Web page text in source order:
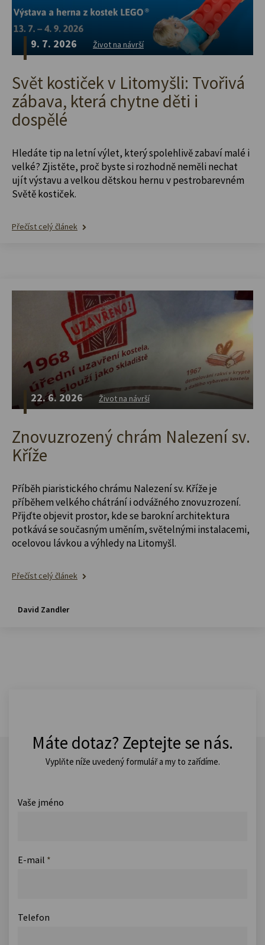
9. 7. 2026 Život na návrší
Svět kostiček v Litomyšli: Tvořivá
zábava, která chytne děti i
dospělé
Hledáte tip na letní výlet, který spolehlivě zabaví malé i
velké? Zjistěte, proč byste si rozhodně neměli nechat
ujít výstavu a velkou dětskou hernu v pestrobarevném
Světě kostiček.
Přečíst celý článek
22. 6. 2026 Život na návrší
Znovuzrozený chrám Nalezení sv.
Kříže
Příběh piaristického chrámu Nalezení sv. Kříže je
příběhem velkého chátrání i odvážného znovuzrození.
Přijďte objevit prostor, kde se barokní architektura
potkává se současným uměním, světelnými instalacemi,
ocelovou lávkou a výhledy na Litomyšl.
Přečíst celý článek
David Zandler
Máte dotaz? Zeptejte se nás.
Vyplňte níže uvedený formulář a my to zařídíme.
Vaše jméno
E-mail *
Telefon